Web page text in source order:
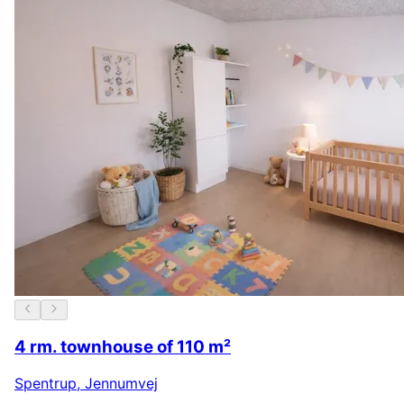
4 rm. townhouse of 110 m²
Spentrup, Jennumvej